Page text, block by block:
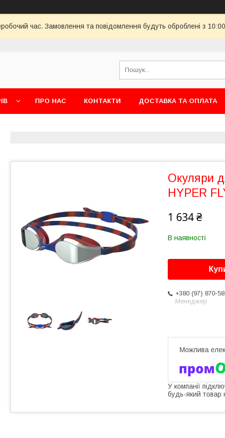
час. Замовлення та повідомлення будуть оброблені з
ПРО НАС КОНТАКТИ ДОСТАВКА ТА ОПЛАТА
Окуляри
HYPER
1 634 ₴
В наявності
+380 (97) 870-
Менеджер
У компанії
будь-який товар